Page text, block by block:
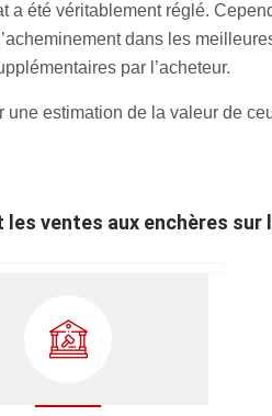
été véritablement réglé.
dans les
par l’acheteur.
estimation de la valeur de
ventes aux enchères sur